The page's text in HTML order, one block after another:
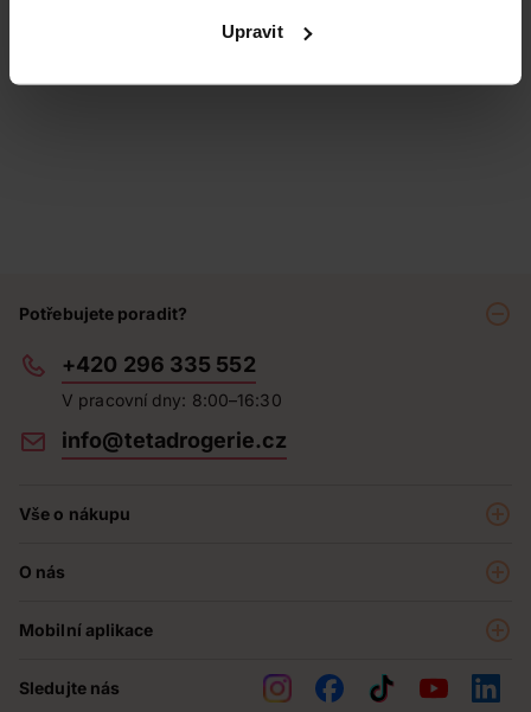
Upravit
Teta prodejny a služby
Potřebujete poradit?
+420 296 335 552
V pracovní dny: 8:00–16:30
info@tetadrogerie.cz
Vše o nákupu
Prodejny
Obchodní podmínky
O nás
Teta pomáhá
Mobilní aplikace
Sledujte nás